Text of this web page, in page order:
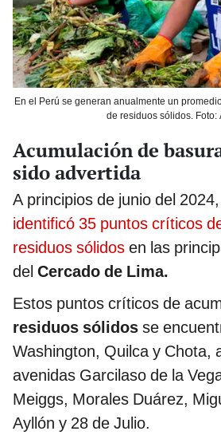
En el Perú se generan anualmente un
de residuos sólidos. Foto:
Acumulación de
sido advertida
A principios de junio del
identificó 35 puntos críticos
residuos sólidos en las
del Cercado de Lima.
Estos puntos críticos de
residuos sólidos se
Washington, Quilca y Chota,
avenidas Garcilaso de la
Meiggs, Morales Duárez,
Ayllón y 28 de Julio.